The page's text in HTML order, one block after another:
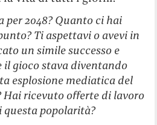
per 2048? Quanto ci hai
Ti aspettavi o avevi in
un simile successo e
il gioco stava diventando
esplosione mediatica del
Hai ricevuto offerte di lavoro
popolarità?